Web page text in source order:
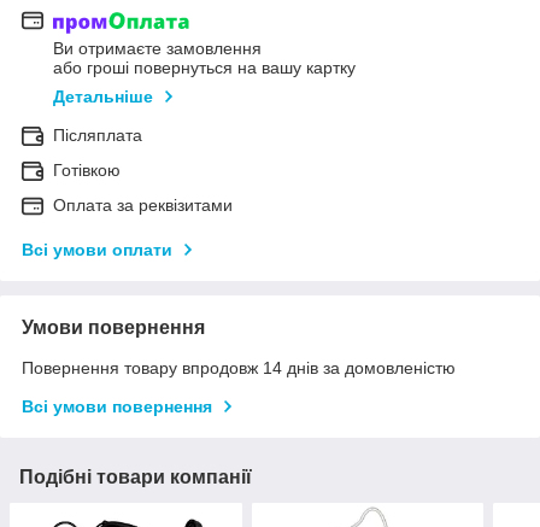
Ви отримаєте замовлення
або гроші повернуться на вашу картку
Детальніше
Післяплата
Готівкою
Оплата за реквізитами
Всі умови оплати
Умови повернення
Повернення товару впродовж 14 днів за домовленістю
Всі умови повернення
Подібні товари компанії